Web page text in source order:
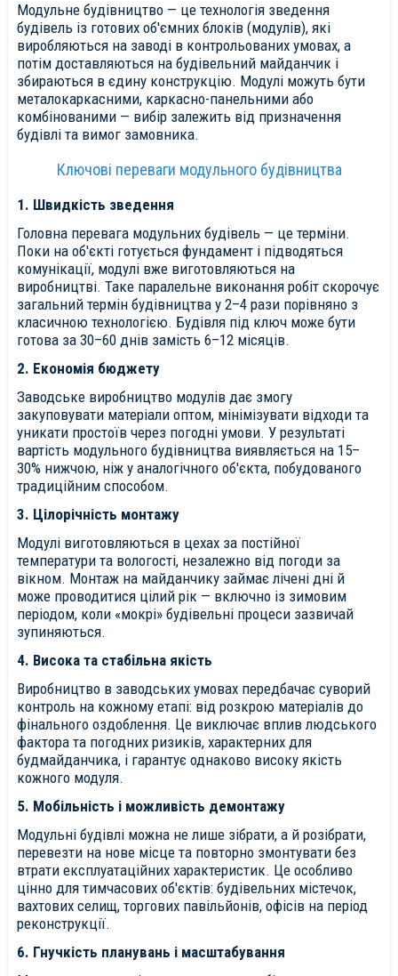
Модульне будівництво — це технологія зведення
будівель із готових об'ємних блоків (модулів), які
виробляються на заводі в контрольованих умовах, а
потім доставляються на будівельний майданчик і
збираються в єдину конструкцію. Модулі можуть бути
металокаркасними, каркасно-панельними або
комбінованими — вибір залежить від призначення
будівлі та вимог замовника.
Ключові переваги модульного будівництва
1. Швидкість зведення
Головна перевага модульних будівель — це терміни.
Поки на об'єкті готується фундамент і підводяться
комунікації, модулі вже виготовляються на
виробництві. Таке паралельне виконання робіт скорочує
загальний термін будівництва у 2–4 рази порівняно з
класичною технологією. Будівля під ключ може бути
готова за 30–60 днів замість 6–12 місяців.
2. Економія бюджету
Заводське виробництво модулів дає змогу
закуповувати матеріали оптом, мінімізувати відходи та
уникати простоїв через погодні умови. У результаті
вартість модульного будівництва виявляється на 15–
30% нижчою, ніж у аналогічного об'єкта, побудованого
традиційним способом.
3. Цілорічність монтажу
Модулі виготовляються в цехах за постійної
температури та вологості, незалежно від погоди за
вікном. Монтаж на майданчику займає лічені дні й
може проводитися цілий рік — включно із зимовим
періодом, коли «мокрі» будівельні процеси зазвичай
зупиняються.
4. Висока та стабільна якість
Виробництво в заводських умовах передбачає суворий
контроль на кожному етапі: від розкрою матеріалів до
фінального оздоблення. Це виключає вплив людського
фактора та погодних ризиків, характерних для
будмайданчика, і гарантує однаково високу якість
кожного модуля.
5. Мобільність і можливість демонтажу
Модульні будівлі можна не лише зібрати, а й розібрати,
перевезти на нове місце та повторно змонтувати без
втрати експлуатаційних характеристик. Це особливо
цінно для тимчасових об'єктів: будівельних містечок,
вахтових селищ, торгових павільйонів, офісів на період
реконструкції.
6. Гнучкість планувань і масштабування